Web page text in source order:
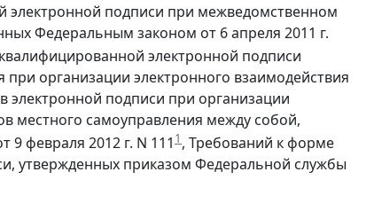
электронной подписи при межведомственном
Федеральным законом от 6 апреля 2011 г.
электронной подписи
организации электронного взаимодействия
электронной подписи при организации
местного самоуправления между собой,
февраля 2012 г. N 111 1 , Требований к форме
утвержденных приказом Федеральной службы